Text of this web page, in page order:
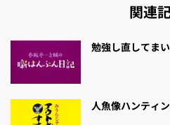
関連
勉強し直してま
人魚像ハンティン